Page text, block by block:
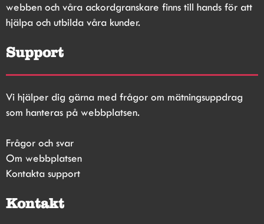
webben och våra ackordgranskare finns till hands för att
hjälpa och utbilda våra kunder.
Support
Vi hjälper dig gärna med frågor om mätningsuppdrag
som hanteras på webbplatsen.
Frågor och svar
Om webbplatsen
Kontakta support
Kontakt